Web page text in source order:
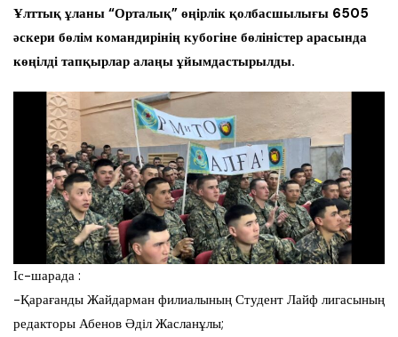
Ұлттық ұланы “Орталық” өңірлік қолбасшылығы 6505
әскери бөлім командирінің кубогіне бөліністер арасында
көңілді тапқырлар алаңы ұйымдастырылды.
Іс-шарада :
-Қарағанды Жайдарман филиалының Студент Лайф лигасының
редакторы Абенов Әділ Жасланұлы;